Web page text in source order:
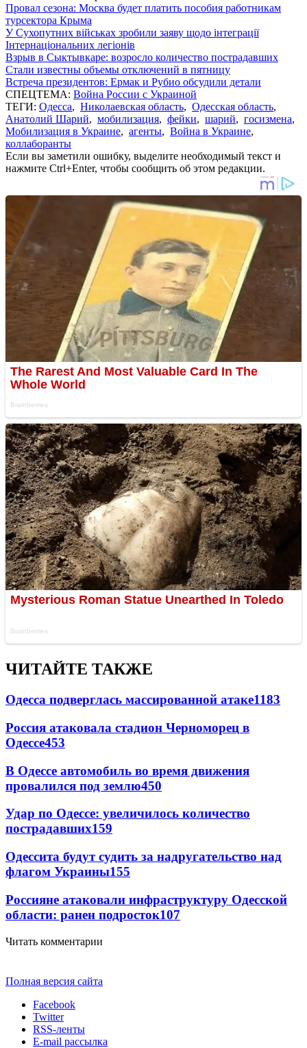
Провал сезона: Москва будет платить пособия работникам
турсектора Крыма
У Сухопутних військах зробили заяву щодо інтеграції
Інтернаціональних легіонів
Взрыв в Сыктывкаре: возросло количество пострадавших
Стали известны объемы отключений в пятницу
Встреча президентов: Ермак и Рубио обсудили детали
СПЕЦТЕМА: Война России с Украиной
ТЕГИ: Одесса, Николаевская область, Одесская область,
Анатолий Шарий, мобилизация, фейки, шарий, госизмена,
Мобилизация в Украине, агенты, Война в Украине,
коллаборанты
Если вы заметили ошибку, выделите необходимый текст и
нажмите Ctrl+Enter, чтобы сообщить об этом редакции.
ЧИТАЙТЕ ТАКЖЕ
Одесса подверглась массированной атаке1183
Россия атаковала стадион Черноморец в
Одессе453
В Одессе автомобиль во время движения
провалился под землю450
Удар по Одессе: увеличилось количество
пострадавших159
Одессита будут судить за надругательство над
флагом Украины155
Россияне атаковали инфраструктуру Одесской
области: ранен подросток107
Читать комментарии
Полная версия сайта
Facebook
Twitter
RSS-ленты
E-mail рассылка